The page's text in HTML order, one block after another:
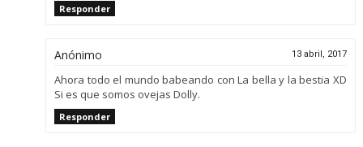
Responder
Anónimo 13 abril, 2017
Ahora todo el mundo babeando con La bella y la bestia XD
Si es que somos ovejas Dolly.
Responder